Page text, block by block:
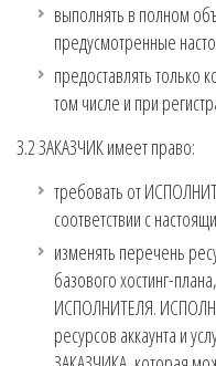
выполнять в полном
предусмотренные
предоставлять только
том числе и при
3.2 ЗАКАЗЧИК имеет право:
требовать от
соответствии с
изменять перечень
базового хостинг-
ИСПОЛНИТЕЛЯ.
ресурсов аккаунта и